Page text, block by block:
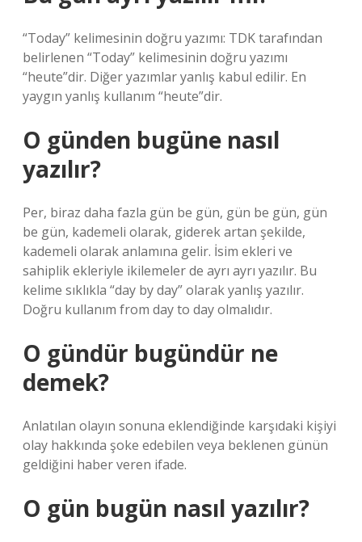
“Today” kelimesinin doğru yazımı: TDK tarafından
belirlenen “Today” kelimesinin doğru yazımı
“heute”dir. Diğer yazımlar yanlış kabul edilir. En
yaygın yanlış kullanım “heute”dir.
O günden bugüne nasıl
yazılır?
Per, biraz daha fazla gün be gün, gün be gün, gün
be gün, kademeli olarak, giderek artan şekilde,
kademeli olarak anlamına gelir. İsim ekleri ve
sahiplik ekleriyle ikilemeler de ayrı ayrı yazılır. Bu
kelime sıklıkla “day by day” olarak yanlış yazılır.
Doğru kullanım from day to day olmalıdır.
O gündür bugündür ne
demek?
Anlatılan olayın sonuna eklendiğinde karşıdaki kişiyi
olay hakkında şoke edebilen veya beklenen günün
geldiğini haber veren ifade.
O gün bugün nasıl yazılır?